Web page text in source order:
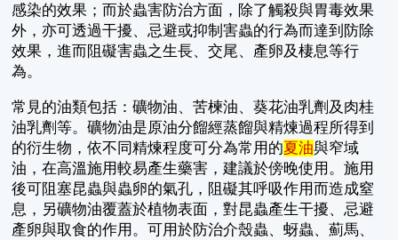
感染的效果；而於蟲害防治方面，除了觸殺與胃毒效果
外，亦可透過干擾、忌避或抑制害蟲的行為而達到防除
效果，進而阻礙害蟲之生長、交尾、產卵及棲息等行
為。
常見的油類包括：礦物油、苦楝油、葵花油乳劑及肉桂
油乳劑等。礦物油是原油分餾經蒸餾與精煉過程所得到
的衍生物，依不同精煉程度可分為常用的夏油與窄域
油，在高溫施用較易產生藥害，建議於傍晚使用。施用
後可阻塞昆蟲與蟲卵的氣孔，阻礙其呼吸作用而造成窒
息，另礦物油覆蓋於植物表面，對昆蟲產生干擾、忌避
產卵與取食的作用。可用於防治介殼蟲、蚜蟲、薊馬、